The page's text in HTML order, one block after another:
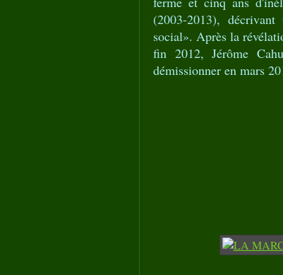
(2003-2013),
social». Après la
fin 2012, Jérôme
démissionner en mars